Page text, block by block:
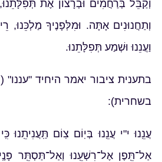
וְקַבֵּל בְּרַחֲמִים וּבְרָצוֹן אֶת
וְתַחֲנוּנִים אָתָּה. וּמִלְּפָנֶיךָ מַלְכֵּנוּ,
וַעֲנֵנוּ וּשְׁמַע תְּפִלָּתֵנוּ.
בתענית ציבור יאמר היחיד "עננו"
בשחרית):
עֲנֵֽנוּ י"י עֲנֵֽנוּ בְּיֽוֹם צֽוֹם תַּֽעֲנִיתֵֽנוּ
אַל־תֵּֽפֶן אֶל־רִשְׁעֵֽנוּ וְאַל־תַּסְתֵּֽר